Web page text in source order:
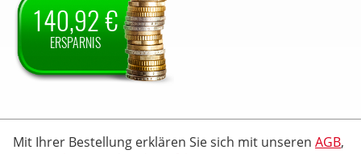
140,92 €
ERSPARNIS
Mit Ihrer Bestellung erklären Sie sich mit unseren AGB,